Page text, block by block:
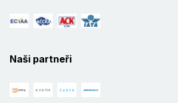
Naši partneři